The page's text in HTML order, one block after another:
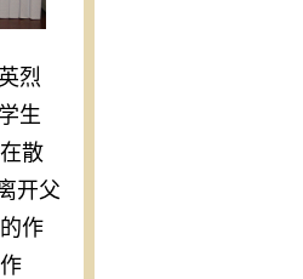
烈
生
散
开父
作